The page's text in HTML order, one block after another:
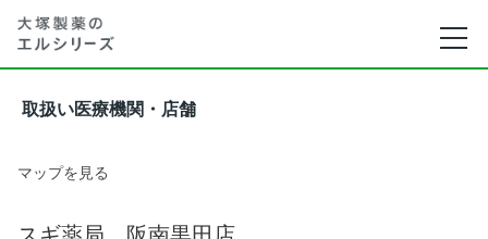
取扱い医療機関・店舗
マップを見る